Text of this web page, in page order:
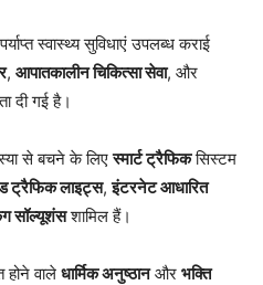
स्वास्थ्य सुविधाएं उपलब्ध कराई
, आपातकालीन चिकित्सा सेवा, और
दी गई है।
से बचने के लिएस्मार्ट ट्रैफिकसिस्टम
ट्रैफिक लाइट्स,इंटरनेट आधारित
सॉल्यूशंसशामिल हैं।
वाले धार्मिक अनुष्ठानऔर भक्ति